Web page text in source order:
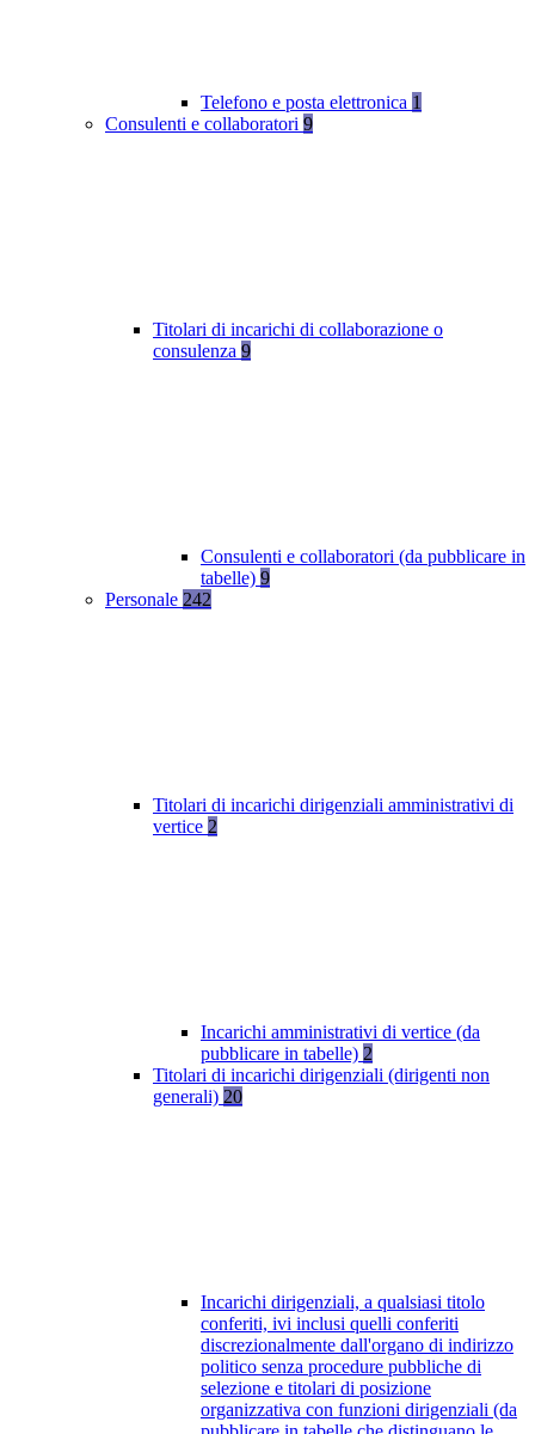
Telefono e posta elettronica 1
Consulenti e collaboratori 9
Titolari di incarichi di collaborazione o
consulenza 9
Consulenti e collaboratori (da pubblicare in
tabelle) 9
Personale 242
Titolari di incarichi dirigenziali amministrativi di
vertice 2
Incarichi amministrativi di vertice (da
pubblicare in tabelle) 2
Titolari di incarichi dirigenziali (dirigenti non
generali) 20
Incarichi dirigenziali, a qualsiasi titolo
conferiti, ivi inclusi quelli conferiti
discrezionalmente dall'organo di indirizzo
politico senza procedure pubbliche di
selezione e titolari di posizione
organizzativa con funzioni dirigenziali (da